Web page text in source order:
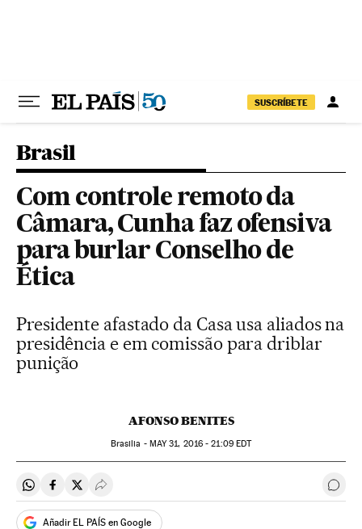
SUSCRÍBETE
Brasil
Com controle remoto da
Câmara, Cunha faz ofensiva
para burlar Conselho de
Ética
Presidente afastado da Casa usa aliados na
presidência e em comissão para driblar
punição
AFONSO BENITES
Brasilia - MAY31, 2016 - 21:09EDT
Compartir en Whatsapp
Compartir en Facebook
Compartir en Twitter
Desplegar Redes Sociales
Añadir EL PAÍS en Google